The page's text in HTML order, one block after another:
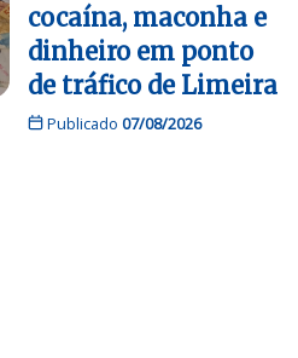
cocaína, maconha e
dinheiro em ponto
de tráfico de Limeira
Publicado 07/08/2026